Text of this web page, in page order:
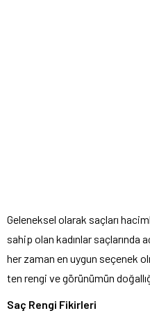
Geleneksel olarak saçları
sahip olan kadınlar saçlarında
her zaman en uygun seçenek
ten rengi ve görünümün
Saç Rengi Fikirleri